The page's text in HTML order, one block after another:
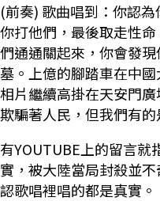
(前奏) 歌曲唱到：你認
你打他們，最後取走性
們通通關起來，你會發
墓。上億的腳踏車在中
相片繼續高掛在天安門
欺騙著人民，但我們有
有YOUTUBE上的留言就
實，被大陸當局封殺並
認歌唱裡唱的都是真實。